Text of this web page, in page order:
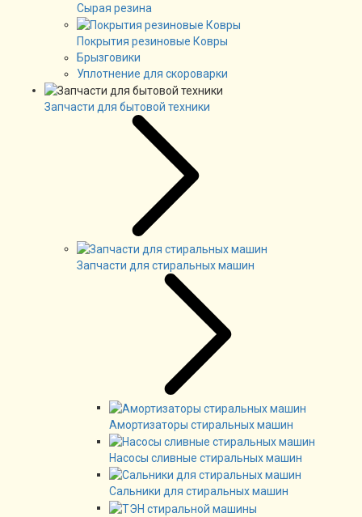
Сырая резина
Покрытия резиновые Ковры
Брызговики
Уплотнение для скороварки
Запчасти для бытовой техники
Запчасти для стиральных машин
Амортизаторы стиральных машин
Насосы сливные стиральных машин
Сальники для стиральных машин